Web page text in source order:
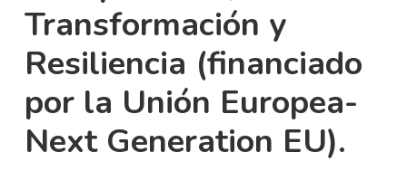
Transformación y
Resiliencia (financiado
por la Unión Europea-
Next Generation EU).